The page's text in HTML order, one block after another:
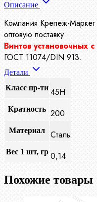
Описание
Компания Крепеж-Маркет
оптовую поставку
Винтов установочных
ГОСТ 11074/DIN 913.
Детали
Класс пр-ти 45H
Кратность 200
Материал Сталь
Вес 1 шт, гр 0,14
Похожие товары